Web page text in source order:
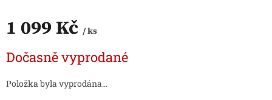
1 099 Kč / ks
cena:
Dočasně vyprodané
Položka byla vyprodána…